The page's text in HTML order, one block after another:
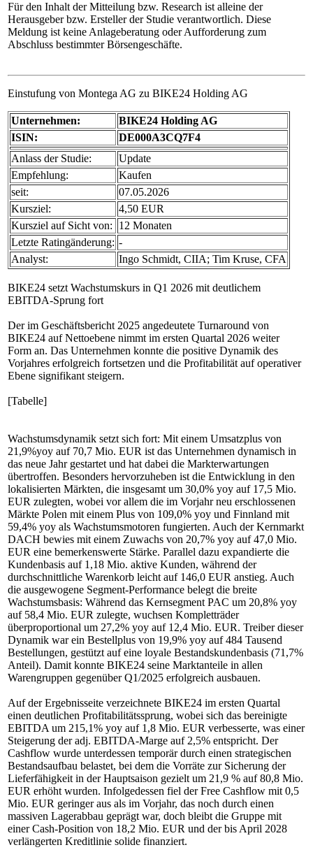
Für den Inhalt der Mitteilung bzw. Research ist alleine der
Herausgeber bzw. Ersteller der Studie verantwortlich. Diese
Meldung ist keine Anlageberatung oder Aufforderung zum
Abschluss bestimmter Börsengeschäfte.
Einstufung von Montega AG zu BIKE24 Holding AG
Unternehmen:
BIKE24 Holding AG
ISIN:
DE000A3CQ7F4
Anlass der Studie:
Update
Empfehlung:
Kaufen
seit:
07.05.2026
Kursziel:
4,50 EUR
Kursziel auf Sicht von:
12 Monaten
Letzte Ratingänderung: -
Analyst:
Ingo Schmidt, CIIA; Tim Kruse, CFA
BIKE24 setzt Wachstumskurs in Q1 2026 mit deutlichem
EBITDA-Sprung fort
Der im Geschäftsbericht 2025 angedeutete Turnaround von
BIKE24 auf Nettoebene nimmt im ersten Quartal 2026 weiter
Form an. Das Unternehmen konnte die positive Dynamik des
Vorjahres erfolgreich fortsetzen und die Profitabilität auf operativer
Ebene signifikant steigern.
[Tabelle]
Wachstumsdynamik setzt sich fort: Mit einem Umsatzplus von
21,9%yoy auf 70,7 Mio. EUR ist das Unternehmen dynamisch in
das neue Jahr gestartet und hat dabei die Markterwartungen
übertroffen. Besonders hervorzuheben ist die Entwicklung in den
lokalisierten Märkten, die insgesamt um 30,0% yoy auf 17,5 Mio.
EUR zulegten, wobei vor allem die im Vorjahr neu erschlossenen
Märkte Polen mit einem Plus von 109,0% yoy und Finnland mit
59,4% yoy als Wachstumsmotoren fungierten. Auch der Kernmarkt
DACH bewies mit einem Zuwachs von 20,7% yoy auf 47,0 Mio.
EUR eine bemerkenswerte Stärke. Parallel dazu expandierte die
Kundenbasis auf 1,18 Mio. aktive Kunden, während der
durchschnittliche Warenkorb leicht auf 146,0 EUR anstieg. Auch
die ausgewogene Segment-Performance belegt die breite
Wachstumsbasis: Während das Kernsegment PAC um 20,8% yoy
auf 58,4 Mio. EUR zulegte, wuchsen Kompletträder
überproportional um 27,2% yoy auf 12,4 Mio. EUR. Treiber dieser
Dynamik war ein Bestellplus von 19,9% yoy auf 484 Tausend
Bestellungen, gestützt auf eine loyale Bestandskundenbasis (71,7%
Anteil). Damit konnte BIKE24 seine Marktanteile in allen
Warengruppen gegenüber Q1/2025 erfolgreich ausbauen.
Auf der Ergebnisseite verzeichnete BIKE24 im ersten Quartal
einen deutlichen Profitabilitätssprung, wobei sich das bereinigte
EBITDA um 215,1% yoy auf 1,8 Mio. EUR verbesserte, was einer
Steigerung der adj. EBITDA-Marge auf 2,5% entspricht. Der
Cashflow wurde unterdessen temporär durch einen strategischen
Bestandsaufbau belastet, bei dem die Vorräte zur Sicherung der
Lieferfähigkeit in der Hauptsaison gezielt um 21,9 % auf 80,8 Mio.
EUR erhöht wurden. Infolgedessen fiel der Free Cashflow mit 0,5
Mio. EUR geringer aus als im Vorjahr, das noch durch einen
massiven Lagerabbau geprägt war, doch bleibt die Gruppe mit
einer Cash-Position von 18,2 Mio. EUR und der bis April 2028
verlängerten Kreditlinie solide finanziert.